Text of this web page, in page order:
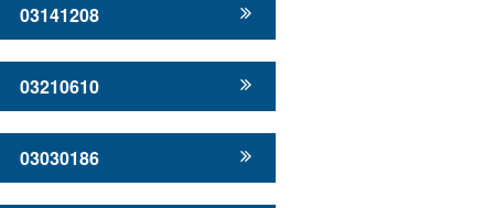
03141208
03210610
03030186